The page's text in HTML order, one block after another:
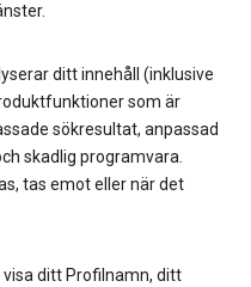
ditt innehåll (inklusive
som är
sökresultat, anpassad
skadlig programvara.
tas emot eller när det
visa ditt Profilnamn, ditt